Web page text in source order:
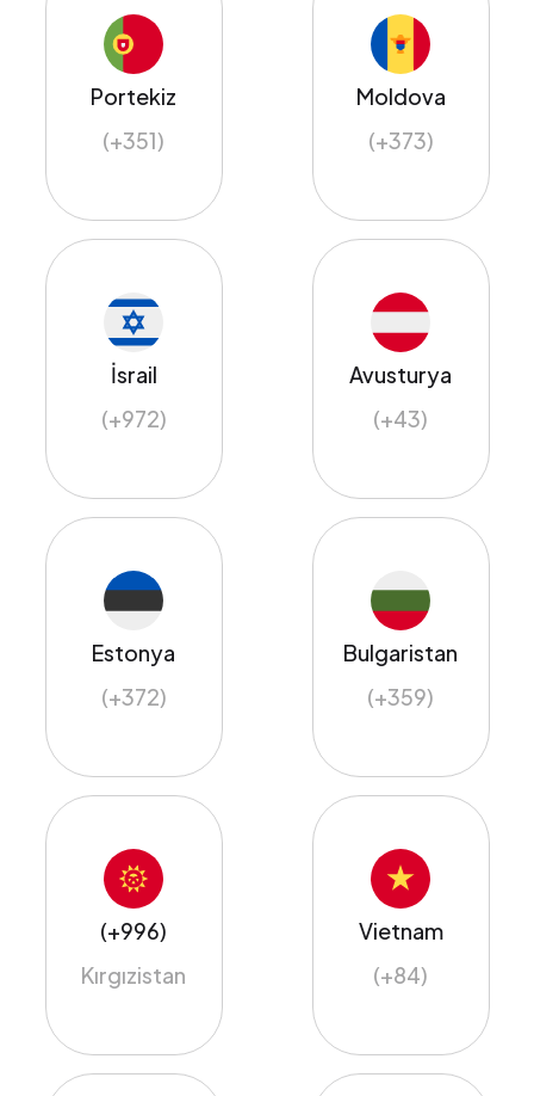
Portekiz
(+351)
Moldova
(+373)
İsrail
(+972)
Avusturya
(+43)
Estonya
(+372)
Bulgaristan
(+359)
(+996)
Kırgızistan
Vietnam
(+84)